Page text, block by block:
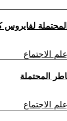
الاجتماع
الاجتماع